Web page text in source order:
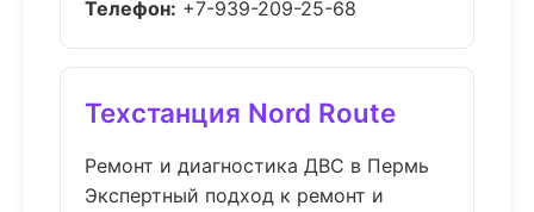
Телефон: +7-939-209-25-68
Техстанция Nord Route
Ремонт и диагностика ДВС в Пермь
Экспертный подход к ремонт и